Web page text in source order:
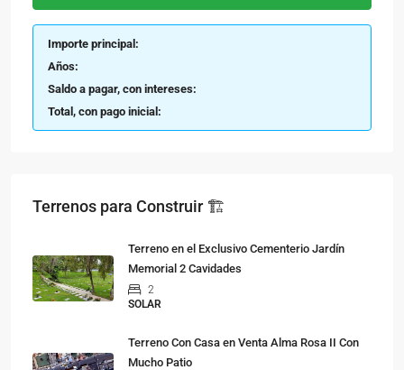
Importe principal:
Años:
Saldo a pagar, con intereses:
Total, con pago inicial:
Terrenos para Construir 🏗
Terreno en el Exclusivo Cementerio Jardín
Memorial 2 Cavidades
2
SOLAR
Terreno Con Casa en Venta Alma Rosa II Con
Mucho Patio